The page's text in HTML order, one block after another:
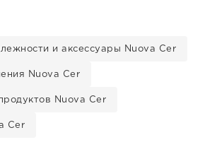
и аксессуары Nuova Cer
Nuova Cer
Nuova Cer
Cer